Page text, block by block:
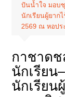
ปันน้ำใจ มอบชุ
นักเรียนผู้ยาก
2569 ณ หอปร
กาชาด
นักเรียน
นักเรียน